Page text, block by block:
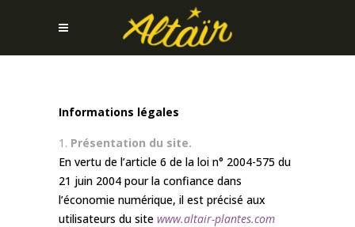
Informations légales
Présentation du site.
En vertu de l’article 6 de la loi n° 2004-575 du
21 juin 2004 pour la confiance dans
l’économie numérique, il est précisé aux
utilisateurs du site www.altair-plantes.com